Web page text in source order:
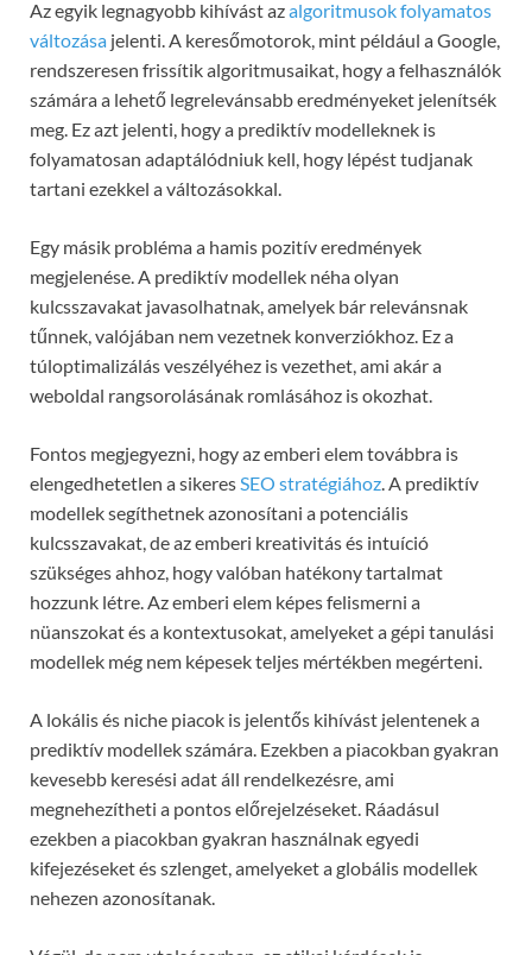
Az egyik legnagyobb kihívást azalgoritmusok folyamatos
változása jelenti. A keresőmotorok, mint például a Google,
rendszeresen frissítik algoritmusaikat, hogy a felhasználók
számára a lehető legrelevánsabb eredményeket jelenítsék
meg. Ez azt jelenti, hogy a prediktív modelleknek is
folyamatosan adaptálódniuk kell, hogy lépést tudjanak
tartani ezekkel a változásokkal.
Egy másik probléma a hamis pozitív eredmények
megjelenése. A prediktív modellek néha olyan
kulcsszavakat javasolhatnak, amelyek bár relevánsnak
tűnnek, valójában nem vezetnek konverziókhoz. Ez a
túloptimalizálás veszélyéhez is vezethet, ami akár a
weboldal rangsorolásának romlásához is okozhat.
Fontos megjegyezni, hogy az emberi elem továbbra is
elengedhetetlen a sikeresSEO stratégiához. A prediktív
modellek segíthetnek azonosítani a potenciális
kulcsszavakat, de az emberi kreativitás és intuíció
szükséges ahhoz, hogy valóban hatékony tartalmat
hozzunk létre. Az emberi elem képes felismerni a
nüanszokat és a kontextusokat, amelyeket a gépi tanulási
modellek még nem képesek teljes mértékben megérteni.
A lokális és niche piacok is jelentős kihívást jelentenek a
prediktív modellek számára. Ezekben a piacokban gyakran
kevesebb keresési adat áll rendelkezésre, ami
megnehezítheti a pontos előrejelzéseket. Ráadásul
ezekben a piacokban gyakran használnak egyedi
kifejezéseket és szlenget, amelyeket a globális modellek
nehezen azonosítanak.